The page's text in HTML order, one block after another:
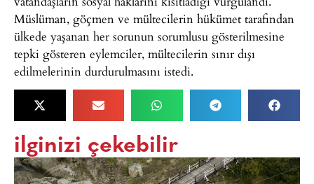
Müslüman, göçmen ve mültecilerin hükümet tarafından
ülkede yaşanan her sorunun sorumlusu gösterilmesine
tepki gösteren eylemciler, mültecilerin sınır dışı
edilmelerinin durdurulmasını istedi.
ilginizi çekebilir